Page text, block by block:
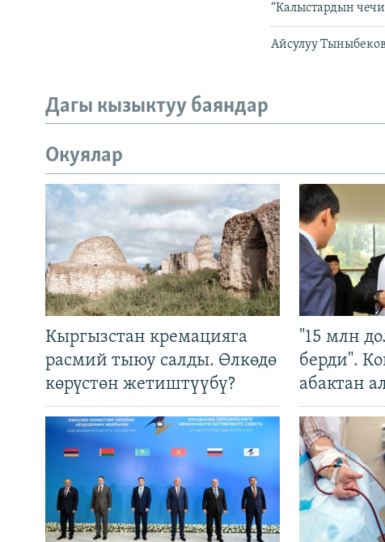
“Калыстардын
Айсулуу
Дагы кызыктуу баяндар
Окуялар
Кыргызстан кремацияга
расмий тыюу салды. Өлкөдө
көрүстөн жетиштүүбү?
"15 млн
берди".
абактан